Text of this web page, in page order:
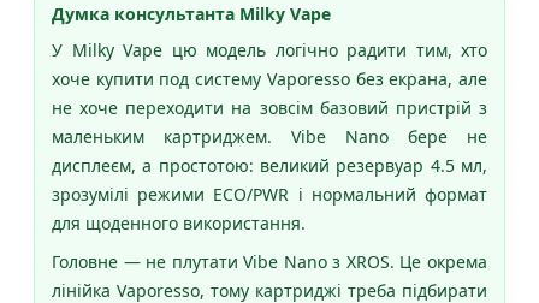
Думка консультанта Milky Vape
У Milky Vape цю модель логічно радити тим, хто
хоче купити под систему Vaporesso без екрана, але
не хоче переходити на зовсім базовий пристрій з
маленьким картриджем. Vibe Nano бере не
дисплеєм, а простотою: великий резервуар 4.5 мл,
зрозумілі режими ECO/PWR і нормальний формат
для щоденного використання.
Головне — не плутати Vibe Nano з XROS. Це окрема
лінійка Vaporesso, тому картриджі треба підбирати